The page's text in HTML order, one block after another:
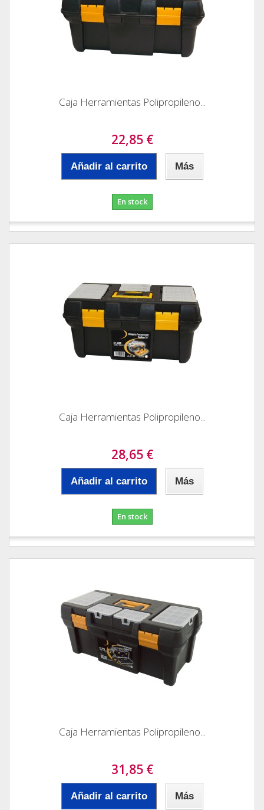
Caja Herramientas Polipropileno...
22,85 €
Añadir al carrito Más
En stock
Caja Herramientas Polipropileno...
28,65 €
Añadir al carrito Más
En stock
Caja Herramientas Polipropileno...
31,85 €
Añadir al carrito Más